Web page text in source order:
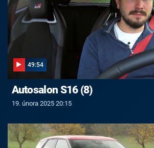
49:54
Autosalon S16 (8)
19. února 2025 20:15